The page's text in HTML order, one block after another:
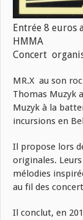
Entrée 8 euros
HMMA
Concert
MR.X au son
Thomas Muzyk
Muzyk à la
incursions en
Il propose lors
originales.
mélodies
au fil des
Il conclut, en